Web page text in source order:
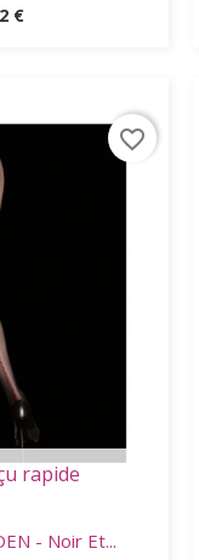
€
rapide
- Noir Et...
favorite_border